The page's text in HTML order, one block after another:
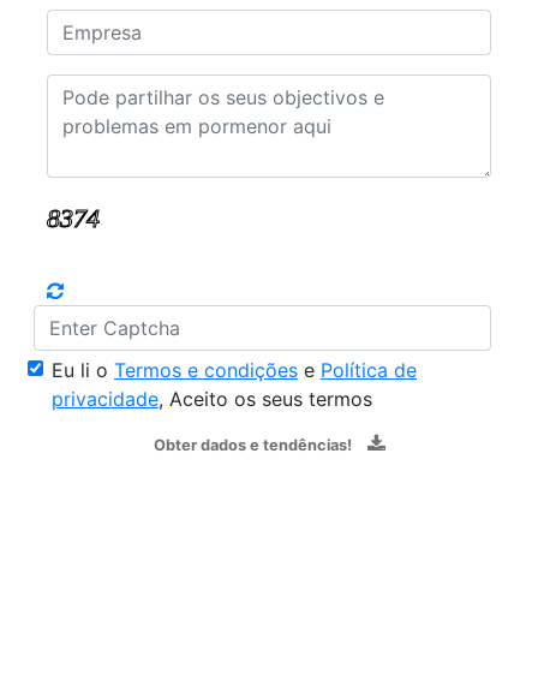
Eu li o Termos e condições e Política de
privacidade, Aceito os seus termos
Obter dados e tendências!